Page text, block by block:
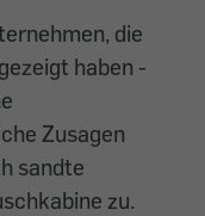
die
haben -
Zusagen
sandte
zu.